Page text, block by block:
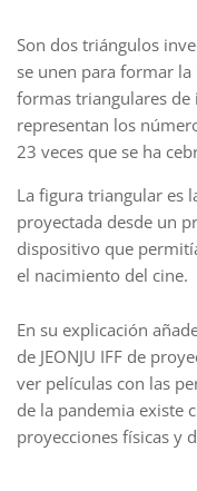
Son dos triángulos
se unen para formar la
formas triangulares de
representan los
23 veces que se ha
La figura triangular es
proyectada desde un
dispositivo que
el nacimiento del cine.
En su explicación
de JEONJU IFF de
ver películas con las
de la pandemia existe
proyecciones físicas y